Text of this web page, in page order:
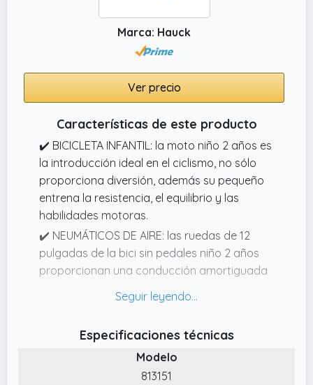
Marca: Hauck
Ver precio
Características de este producto
✔️ BICICLETA INFANTIL: la moto niño 2 años es
la introducción ideal en el ciclismo, no sólo
proporciona diversión, además su pequeño
entrena la resistencia, el equilibrio y las
habilidades motoras.
✔️ NEUMÁTICOS DE AIRE: las ruedas de 12
pulgadas de la bici sin pedales niño 2 años
proporcionan una conducción amortiguada
accesibles y cómodas de inflar.
integrados en el armazón y a su peso ligero,
podrá transportar fácilmente la bicicleta de
equilibrio 2 años cuando su hijo ya no quiera
Especificaciones técnicas
Modelo
813151